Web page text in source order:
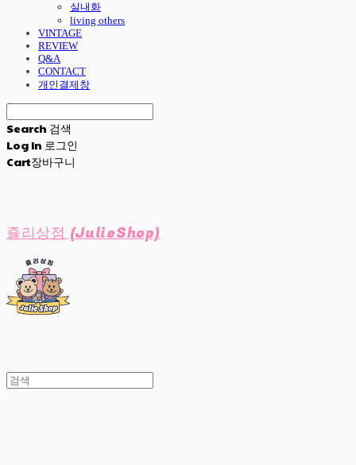
실내화
living others
VINTAGE
REVIEW
Q&A
CONTACT
개인결제창
Search 검색
Log In 로그인
Cart장바구니
쥴리상점 (JulieShop)